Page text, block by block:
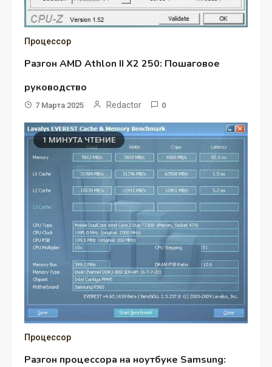
Процессор
Разгон AMD Athlon II X2 250: Пошаговое
руководство
7 Марта 2025 Redactor 0
1 МИНУТА ЧТЕНИЕ
Процессор
Разгон процессора на ноутбуке Samsung: